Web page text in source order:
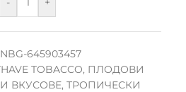
NBG-645903457
TOBACCO, ПЛОДОВИ
ВКУСОВЕ, ТРОПИЧЕСКИ